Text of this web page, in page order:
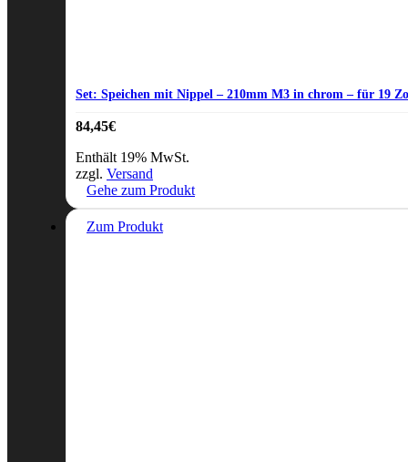
Set: Speichen mit Nippel – 210mm M3 in chrom – für 19
84,45€
Enthält 19% MwSt.
zzgl. Versand
Gehe zum Produkt
Zum Produkt